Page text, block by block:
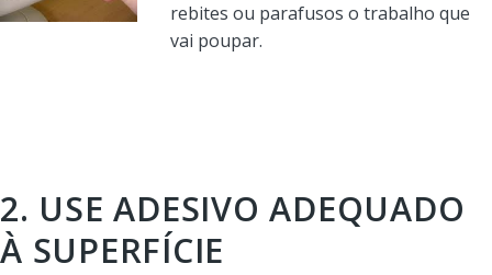
rebites ou parafusos o trabalho que
vai poupar.
2. USE ADESIVO ADEQUADO
À SUPERFÍCIE